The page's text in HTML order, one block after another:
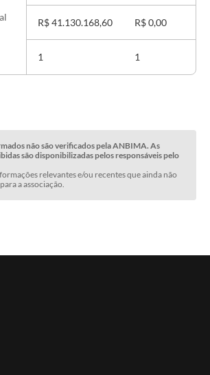
R$ 41.130.168,60
1
R$ 0,00
1
não são verificados pela ANBIMA. As
são disponibilizadas pelos responsáveis pelo
relevantes e/ou recentes que ainda não
a associação.